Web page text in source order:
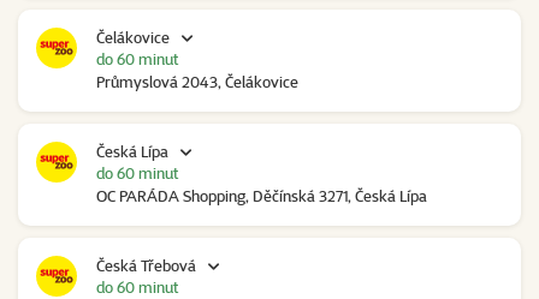
Čelákovice
Průmyslová 2043, Čelákovice
do 60 minut
Česká Lípa
OC PARÁDA Shopping, Děčínská 3271, Česká Lípa
do 60 minut
Česká Třebová
do 60 minut